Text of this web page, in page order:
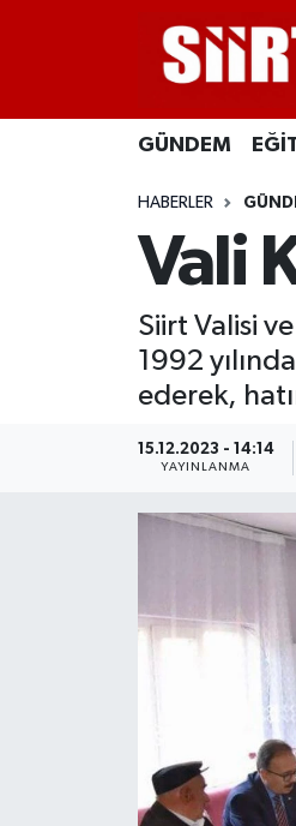
GÜNDEM
HABERLER
Vali
Siirt Valisi
1992
ederek,
15.12.2023 - 14:14
YAYINLANMA
SİYASET
EKONOMİ
İLÇELER
KÜLTÜR-SANAT
SAĞLIK-YAŞAM
Siirt Nöbetçi Eczaneler
Siirt Hava Durumu
Siirt Namaz Vakitleri
Siirt Trafik Yoğunluk
Süper Lig Puan Durumu
Tüm Manşetler
Son Dakika Haberleri
Haber Arşivi